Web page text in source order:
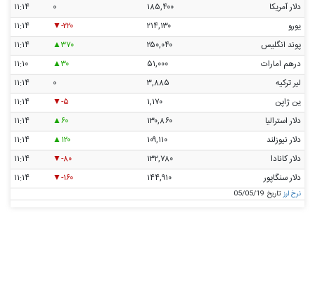
دلار آمریکا ۱۸۵,۴۰۰ ۰
۱۱:۱۴
یورو
۲۱۴,۱۳۰ -۲۲۰
۱۱:۱۴
پوند انگلیس
۲۵۰,۰۴۰ ۳۷۰
۱۱:۱۴
درهم امارات
۵۱,۰۰۰ ۳۰
۱۱:۱۰
لیر ترکیه
۳,۸۸۵ ۰
۱۱:۱۴
ین ژاپن
۱,۱۷۰ -۵
۱۱:۱۴
دلار استرالیا
۱۳۰,۸۶۰ ۶۰
۱۱:۱۴
دلار نیوزلند
۱۰۹,۱۱۰ ۱۲۰
۱۱:۱۴
دلار کانادا
۱۳۲,۷۸۰ -۸۰
۱۱:۱۴
دلار سنگاپور
۱۴۴,۹۱۰ -۱۶۰ ۱۱:۱۴
نرخ ارزتاریخ 05/05/19